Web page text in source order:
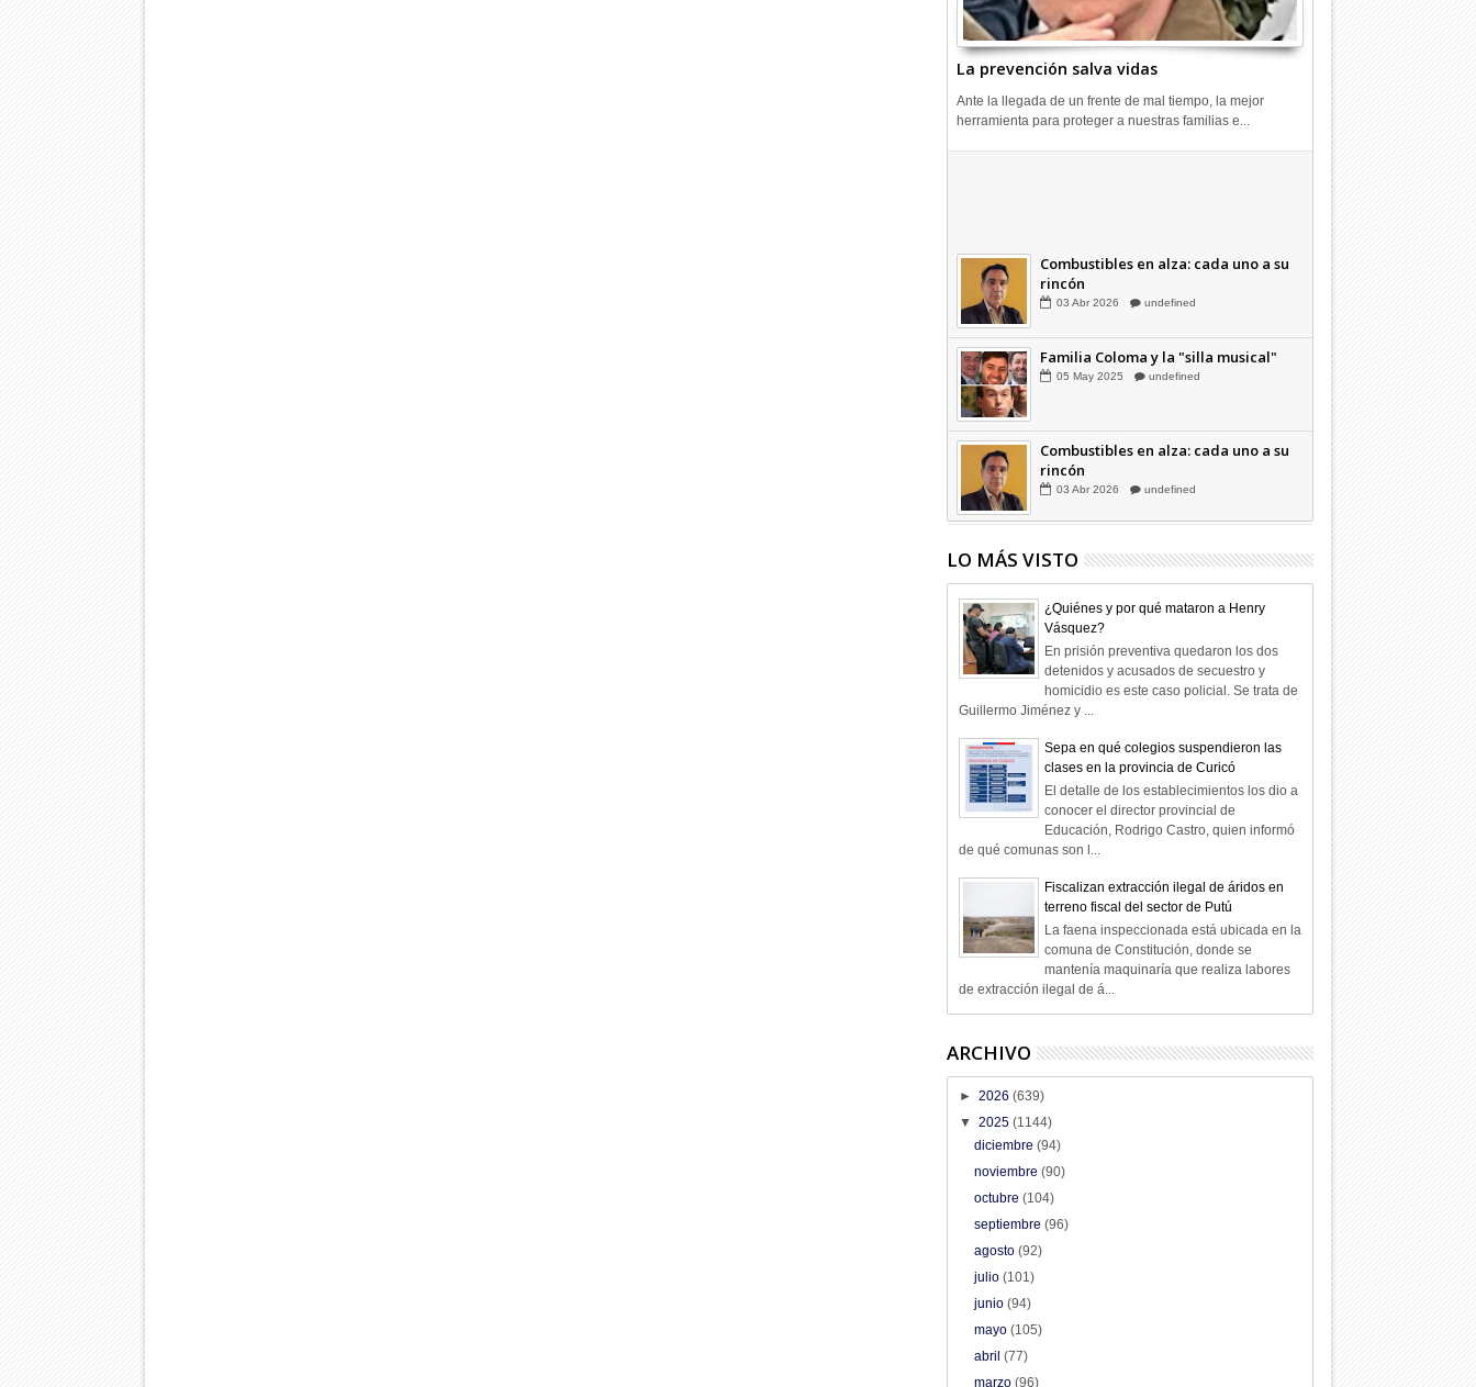
La prevención salva vidas
Ante la llegada de un frente de mal tiempo, la mejor
herramienta para proteger a nuestras familias e...
Combustibles en alza: cada uno a su
rincón
03 Abr 2026 undefined
Familia Coloma y la "silla musical"
05 May 2025 undefined
Combustibles en alza: cada uno a su
rincón
03 Abr 2026 undefined
LO MÁS VISTO
¿Quiénes y por qué mataron a Henry
Vásquez?
En prisión preventiva quedaron los dos
detenidos y acusados de secuestro y
homicidio es este caso policial. Se trata de
Guillermo Jiménez y ...
Sepa en qué colegios suspendieron las
clases en la provincia de Curicó
El detalle de los establecimientos los dio a
conocer el director provincial de
Educación, Rodrigo Castro, quien informó
de qué comunas son l...
Fiscalizan extracción ilegal de áridos en
terreno fiscal del sector de Putú
La faena inspeccionada está ubicada en la
comuna de Constitución, donde se
mantenía maquinaría que realiza labores
de extracción ilegal de á...
ARCHIVO
► 2026 (639)
▼ 2025 (1144)
diciembre(94)
noviembre(90)
octubre(104)
septiembre(96)
agosto(92)
julio(101)
junio(94)
mayo(105)
abril(77)
marzo(96)